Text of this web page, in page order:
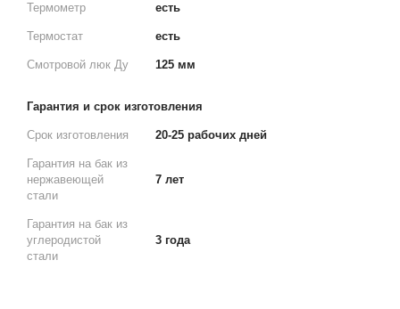
Термометр есть
Термостат есть
Смотровой люк Ду 125 мм
Гарантия и срок изготовления
Срок изготовления 20-25 рабочих дней
Гарантия на бак из
нержавеющей
стали
7 лет
Гарантия на бак из
углеродистой
стали
3 года